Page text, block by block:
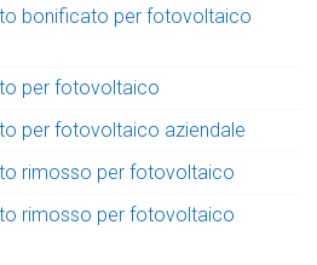
bonificato per fotovoltaico
per fotovoltaico
per fotovoltaico aziendale
rimosso per fotovoltaico
rimosso per fotovoltaico